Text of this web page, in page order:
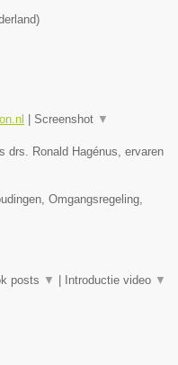
)
| Screenshot ▼
drs. Ronald Hagénus, ervaren
Omgangsregeling,
posts ▼ | Introductie video ▼